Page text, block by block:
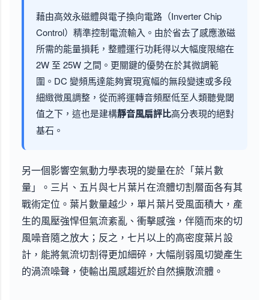
藉由高效永磁體與電子換向電路（Inverter Chip
Control）精準控制電流輸入。由於省去了感應激磁
所需的能量損耗，整體運行功耗得以大幅度限縮在
2W 至 25W 之間。更關鍵的優勢在於其微調範
圍。DC 變頻馬達能夠實現寬幅的無段變速或多段
細緻微風調整，從而將運轉音頻壓低至人類聽覺閾
值之下，這也是建構靜音風扇評比高分表現的絕對
基石。
另一個影響空氣動力學表現的變量在於「葉片數
量」。三片、五片與七片葉片在流體切割層面各有其
戰術定位。葉片數量越少，單片葉片受風面積大，產
生的風壓強悍但氣流紊亂、衝擊感強，伴隨而來的切
風噪音隨之放大；反之，七片以上的高密度葉片設
計，能將氣流切割得更加細碎，大幅削弱風切變產生
的渦流噪聲，使輸出風感趨近於自然擴散流體。